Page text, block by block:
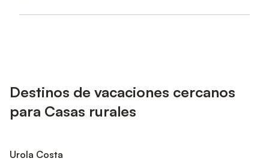
Destinos de vacaciones cercanos
para Casas rurales
Urola Costa